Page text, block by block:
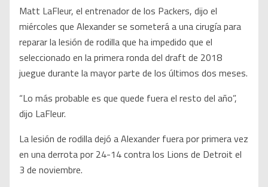
Matt LaFleur, el entrenador de los Packers, dijo el
miércoles que Alexander se someterá a una cirugía para
reparar la lesión de rodilla que ha impedido que el
seleccionado en la primera ronda del draft de 2018
juegue durante la mayor parte de los últimos dos meses.
“Lo más probable es que quede fuera el resto del año”,
dijo LaFleur.
La lesión de rodilla dejó a Alexander fuera por primera vez
en una derrota por 24-14 contra los Lions de Detroit el
3 de noviembre.